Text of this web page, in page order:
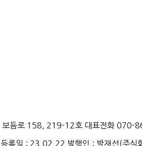
보듬로 158, 219-12호 대표전화 070-
등록일 : 23.02.22 발행인 : 박재선(주식